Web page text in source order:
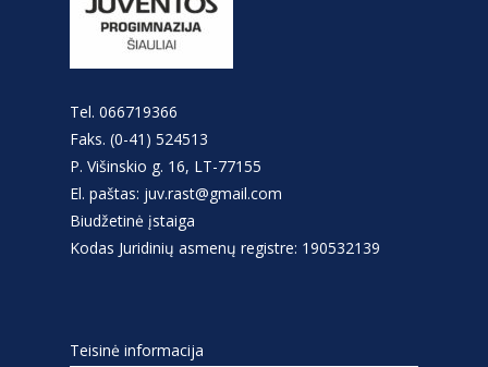
Tel. 066719366
Faks. (0-41) 524513
P. Višinskio g. 16, LT-77155
El. paštas: juv.rast@gmail.com
Biudžetinė įstaiga
Kodas Juridinių asmenų registre: 190532139
Teisinė informacija